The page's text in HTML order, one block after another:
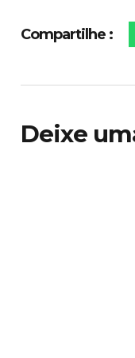
Compartilhe :
Deixe